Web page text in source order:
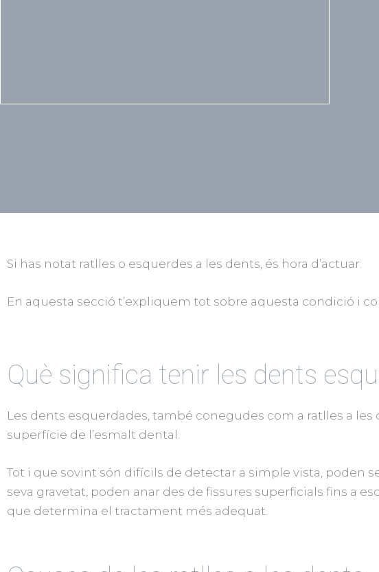
Si has notat ratlles o esquerdes a les dents, és hora d’actuar.
En aquesta secció t’expliquem tot sobre aquesta condició i
Què significa tenir les dents
Les dents esquerdades, també conegudes com a ratlles a
superfície de l’esmalt dental.
Tot i que sovint són difícils de detectar a simple vista, poden
seva gravetat, poden anar des de fissures superficials fins a
que determina el tractament més adequat.